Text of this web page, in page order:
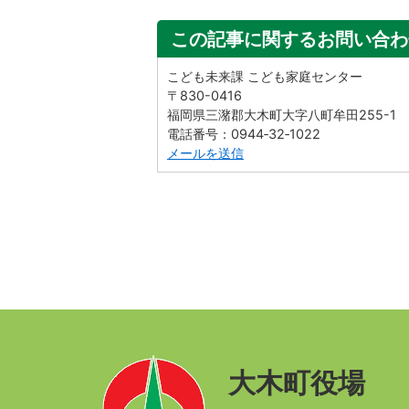
この記事に関するお問い合
こども未来課 こども家庭センター
〒830-0416
福岡県三潴郡大木町大字八町牟田255-1
電話番号：0944‐32‐1022
メールを送信
大木町役場